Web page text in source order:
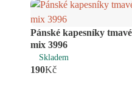
Pánské kapesníky tmavé
mix 3996
Skladem
190Kč
ks